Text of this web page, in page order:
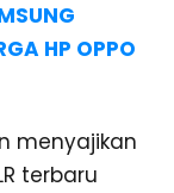
HP OPPO
menyajikan
terbaru